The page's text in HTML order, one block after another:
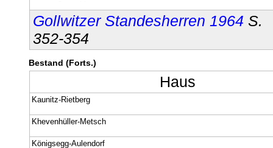
Gollwitzer Standesherren 1964 S.
352-354
Bestand (Forts.)
Haus
Kaunitz-Rietberg
Khevenhüller-Metsch
Königsegg-Aulendorf